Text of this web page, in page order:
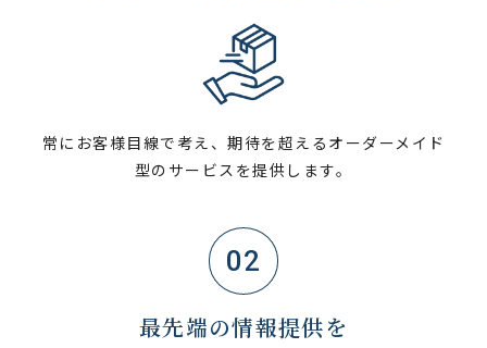
常にお客様目線で考え、期待を超えるオーダーメイド
型のサービスを提供します。
02
最先端の情報提供を